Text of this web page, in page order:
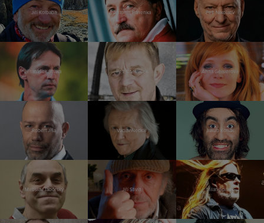
Jiří Kolbaba Antonín Panenka Petr Nikolaev
František Straka Petr Čtvrtníček Anna Geislerová
Robert Jíša Václav Neckář Jakub Kohák
Miroslav Táborský Jiří Stivín Milan Špalek